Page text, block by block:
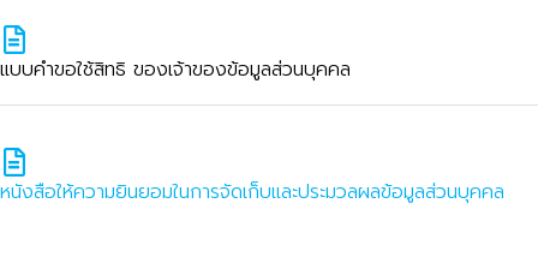
แบบคําขอใช้สิทธิ ของเจ้าของข้อมูลส่วนบุคคล
หนังสือให้ความยินยอมในการจัดเก็บและประมวลผลข้อมูลส่วนบุคคล